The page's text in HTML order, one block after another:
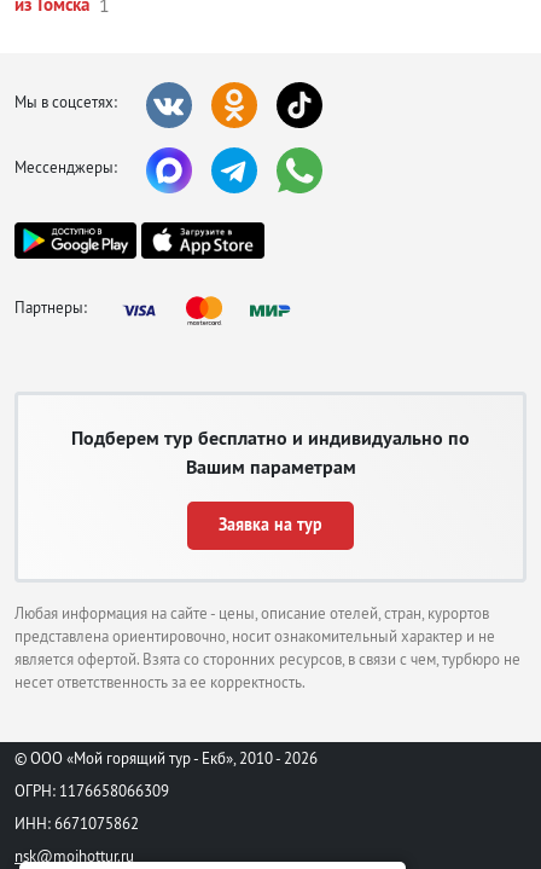
Мы в соцсетях:
Мессенджеры:
Партнеры:
Подберем тур бесплатно и индивидуально по
Вашим параметрам
Заявка на тур
Любая информация на сайте - цены, описание отелей, стран, курортов
представлена ориентировочно, носит ознакомительный характер и не
является офертой. Взята со сторонних ресурсов, в связи с чем, турбюро не
несет ответственность за ее корректность.
© ООО «Мой горящий тур - Екб», 2010 - 2026
ОГРН: 1176658066309
ИНН: 6671075862
nsk@moihottur.ru